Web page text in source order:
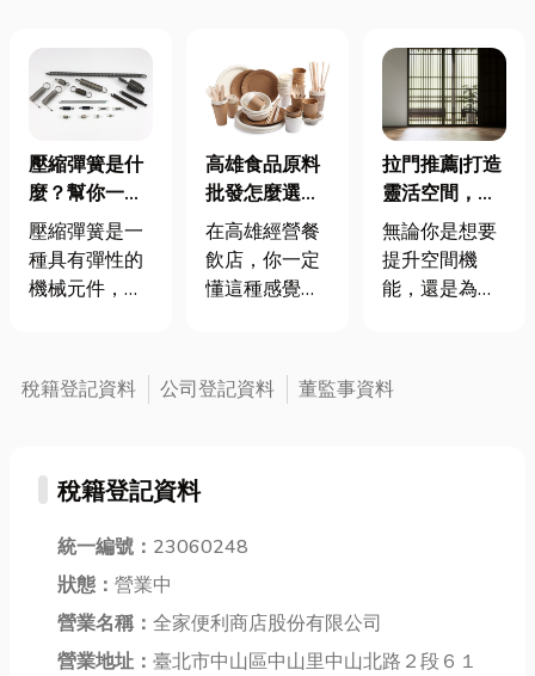
壓縮彈簧是什
麼？幫你一次
就搞懂，壓縮
彈簧挑選指南
新手必看
壓縮彈簧是一
種具有彈性的
機械元件，能
放時恢復原
形，屬於最常
要功能是在受
儲存能量，當
外力移除後，
並釋放能量。
依靠「胡克定
高雄食品原料
批發怎麼選？
免洗餐具、營
業用辛香料、
桶裝油一次搞
在高雄經營餐
飲店，你一定
懂這種感覺
原料出狀況，
整天節奏就會
些問題看似小
與顧客體驗。
因此，找到穩
拉門推薦|打造
靈活空間，節
能省電首選！
無論你是想要
提升空間機
能，還是為家
理想的選擇。
如果你追求經
光線且又不想
稅籍登記資料 公司登記資料 董監事資料
稅籍登記資料
統一編號： 23060248
狀態： 營業中
營業名稱： 全家便利商店股份有限公司
營業地址： 臺北市中山區中山里中山北路２段６１